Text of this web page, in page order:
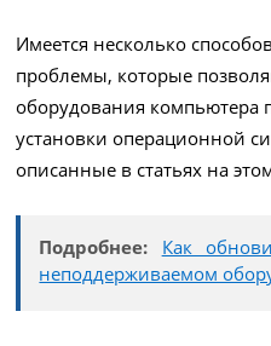
Имеется несколько
проблемы, которые
оборудования компьютера
установки операционной
описанные в статьях на
Подробнее:
Как
неподдерживаемом